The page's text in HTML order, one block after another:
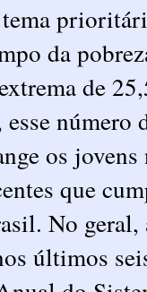
da
de
os
que
No geral,
últimos